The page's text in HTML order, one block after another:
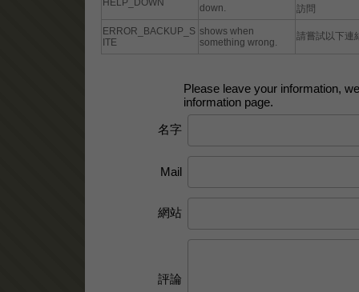
HELP_DOWN
down.
訪問
ERROR_BACKUP_S
ITE
shows when
something wrong.
請嘗試以下連
Please leave your information,
information page.
名字
Mail
網站
評論